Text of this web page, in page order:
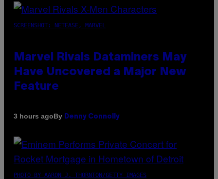
SCREENSHOT: NETEASE, MARVEL
Marvel Rivals Dataminers May
Have Uncovered a Major New
Feature
3 hours agoBy Denny Connolly
PHOTO BY AARON J. THORNTON/GETTY IMAGES